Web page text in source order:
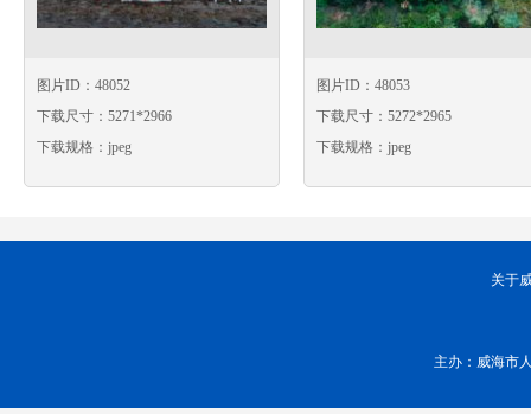
图片ID：48052
下载尺寸：5271*2966
下载规格：jpeg
图片ID：48053
下载尺寸：5272*2965
下载规格：jpeg
关于
主办：威海市